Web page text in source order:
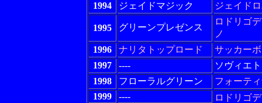
1994
ジェイドマジック ジェイド
1995 グリーンプレゼンス
ロドリゴ
ノ
1996
ナリタトップロード
サッカー
1997
----
ソヴィエ
1998
フローラルグリーン
フォーテ
1999
----
ロドリゴ